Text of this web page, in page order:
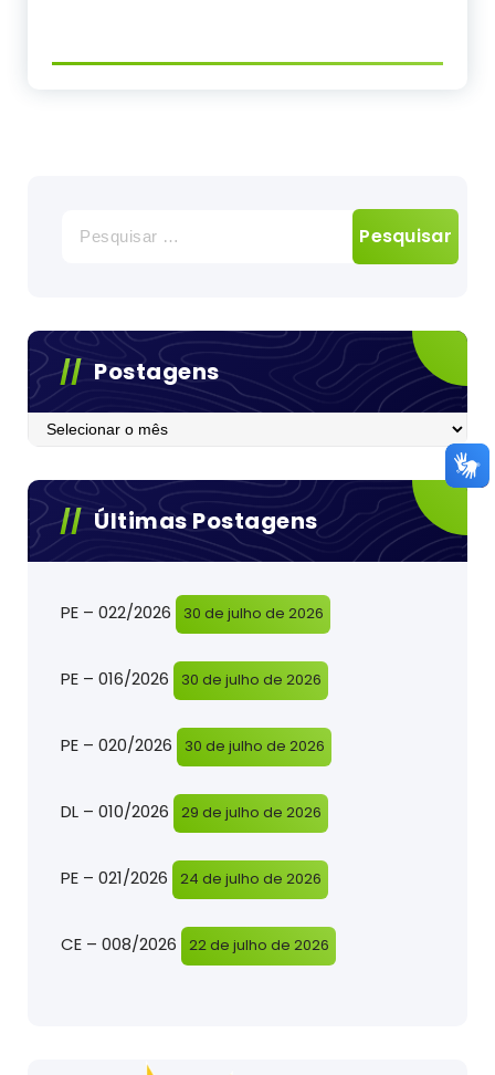
por:
Postagens
Postagens
Últimas Postagens
PE – 022/2026 30 de julho de 2026
PE – 016/2026 30 de julho de 2026
PE – 020/2026 30 de julho de 2026
DL – 010/2026 29 de julho de 2026
PE – 021/2026 24 de julho de 2026
CE – 008/2026 22 de julho de 2026